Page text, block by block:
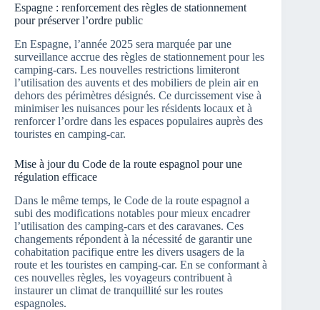
Espagne : renforcement des règles de stationnement
pour préserver l’ordre public
En Espagne, l’année 2025 sera marquée par une
surveillance accrue des règles de stationnement pour les
camping-cars. Les nouvelles restrictions limiteront
l’utilisation des auvents et des mobiliers de plein air en
dehors des périmètres désignés. Ce durcissement vise à
minimiser les nuisances pour les résidents locaux et à
renforcer l’ordre dans les espaces populaires auprès des
touristes en camping-car.
Mise à jour du Code de la route espagnol pour une
régulation efficace
Dans le même temps, le Code de la route espagnol a
subi des modifications notables pour mieux encadrer
l’utilisation des camping-cars et des caravanes. Ces
changements répondent à la nécessité de garantir une
cohabitation pacifique entre les divers usagers de la
route et les touristes en camping-car. En se conformant à
ces nouvelles règles, les voyageurs contribuent à
instaurer un climat de tranquillité sur les routes
espagnoles.